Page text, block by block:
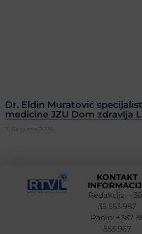
Dr. Eldin Muratović
medicine JZU Dom zdravlja
7. Augusta 2026.
KONTAKT
Redakcija:
35 553 987
Radio: +387
553 967